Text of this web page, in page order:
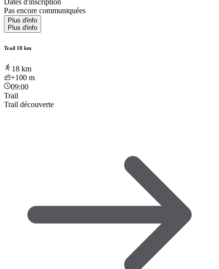
Dates d'inscription
Pas encore communiquées
Plus d'info
Plus d'info
Trail 18 km
18 km
+100 m
09:00
Trail
Trail découverte